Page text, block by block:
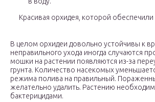
Красивая орхидея, которой
В целом орхидеи довольно устойчивы к
неправильного ухода иногда случаются
мошки на растении появляются из-за
грунта. Количество насекомых
режима полива на правильный.
желательно удалить. Растению
бактерицидами.